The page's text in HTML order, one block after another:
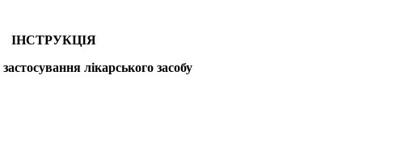
ІНСТРУКЦІЯ
лікарського засобу